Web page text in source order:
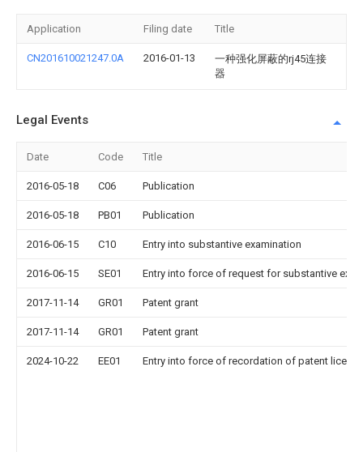
Application Filing date Title
CN201610021247.0A 2016-01-13
一种强化屏蔽的rj45连接
器
Legal Events
Date Code Title
2016-05-18 C06 Publication
2016-05-18 PB01 Publication
2016-06-15 C10 Entry into substantive examination
2016-06-15 SE01 Entry into force of request for substantive
2017-11-14 GR01 Patent grant
2017-11-14 GR01 Patent grant
2024-10-22 EE01 Entry into force of recordation of patent